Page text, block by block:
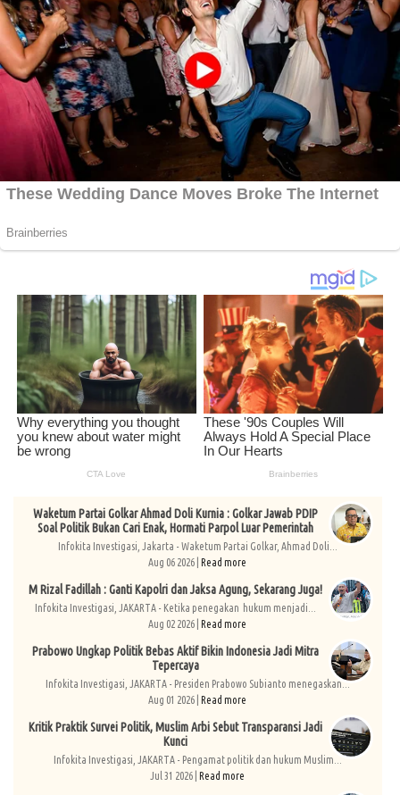
Waketum Partai Golkar Ahmad Doli Kurnia : Golkar Jawab PDIP
Soal Politik Bukan Cari Enak, Hormati Parpol Luar Pemerintah
Infokita Investigasi, Jakarta - Waketum Partai Golkar, Ahmad Doli...
Aug 06 2026 | Read more
M Rizal Fadillah : Ganti Kapolri dan Jaksa Agung, Sekarang Juga!
Infokita Investigasi, JAKARTA - Ketika penegakan hukum menjadi...
Aug 02 2026 | Read more
Prabowo Ungkap Politik Bebas Aktif Bikin Indonesia Jadi Mitra
Tepercaya
Infokita Investigasi, JAKARTA - Presiden Prabowo Subianto menegaskan...
Aug 01 2026 | Read more
Kritik Praktik Survei Politik, Muslim Arbi Sebut Transparansi Jadi
Kunci
Infokita Investigasi, JAKARTA - Pengamat politik dan hukum Muslim...
Jul 31 2026 | Read more